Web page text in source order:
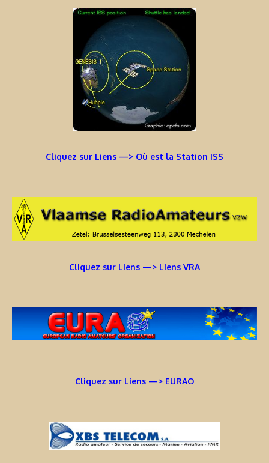
Cliquez sur Liens —> Où est la Station ISS
Cliquez sur Liens —> Liens VRA
Cliquez sur Liens —> EURAO